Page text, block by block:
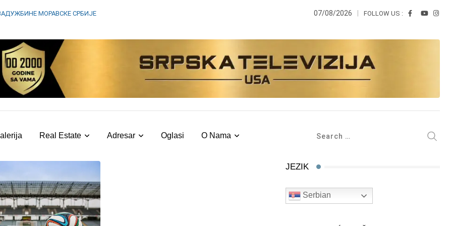
МОРАВСКЕ СРБИЈЕ 07/08/2026 FOLLOW US :
Real Estate Adresar Oglasi O Nama
JEZIK
Serbian